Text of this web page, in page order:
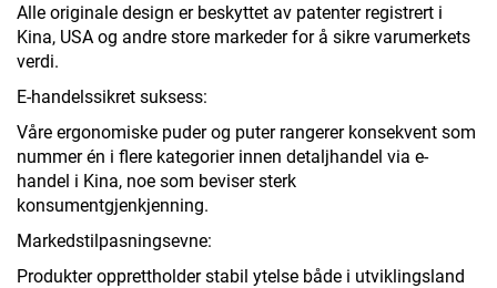
Alle originale design er beskyttet av patenter registrert i
Kina, USA og andre store markeder for å sikre varumerkets
verdi.
E-handelssikret suksess:
Våre ergonomiske puder og puter rangerer konsekvent som
nummer én i flere kategorier innen detaljhandel via e-
handel i Kina, noe som beviser sterk
konsumentgjenkjenning.
Markedstilpasningsevne:
Produkter opprettholder stabil ytelse både i utviklingsland